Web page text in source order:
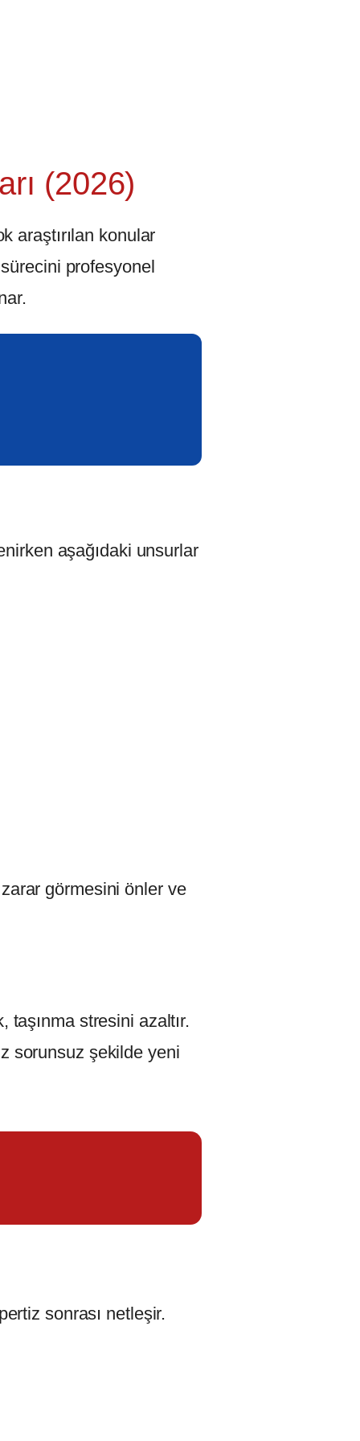
(2026)
araştırılan konular
profesyonel
aşağıdaki unsurlar
görmesini önler ve
taşınma stresini azaltır.
sorunsuz şekilde yeni
sonrası netleşir.